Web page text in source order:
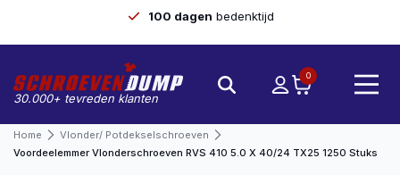
100 dagen bedenktijd
30.000+ tevreden klanten
0
Home
Vlonder/ Potdekselschroeven
Voordeelemmer Vlonderschroeven RVS 410 5.0 X 40/24 TX25 1250 Stuks